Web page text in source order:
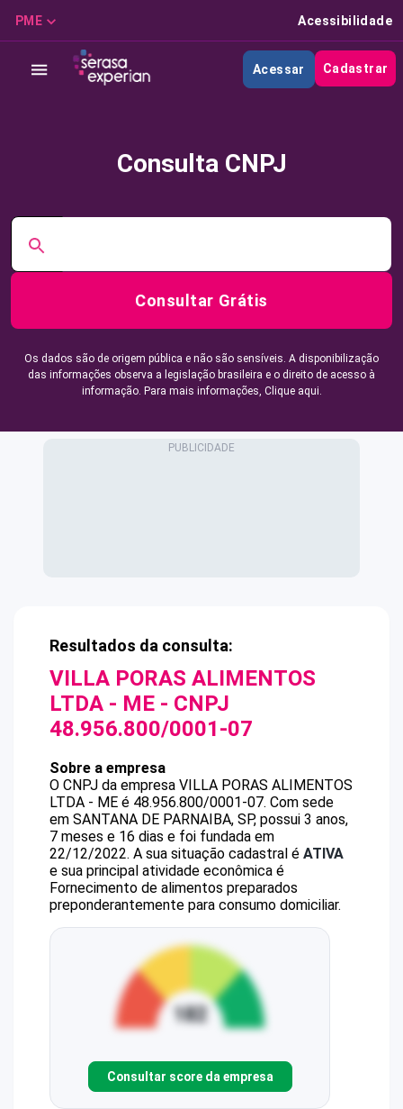
PME Acessibilidade
Acessar Cadastrar
Consulta CNPJ
Consultar Grátis
Os dados são de origem pública e não são sensíveis. A disponibilização
das informações observa a legislação brasileira e o direito de acesso à
informação. Para mais informações, Clique aqui.
Resultados da consulta:
VILLA PORAS ALIMENTOS
LTDA - ME - CNPJ
48.956.800/0001-07
Sobre a empresa
O CNPJ da empresa VILLA PORAS ALIMENTOS
LTDA - ME é 48.956.800/0001-07. Com sede
em SANTANA DE PARNAIBA, SP, possui 3 anos,
7 meses e 16 dias e foi fundada em
22/12/2022. A sua situação cadastral é ATIVA
e sua principal atividade econômica é
Fornecimento de alimentos preparados
preponderantemente para consumo domiciliar.
Consultar score da empresa